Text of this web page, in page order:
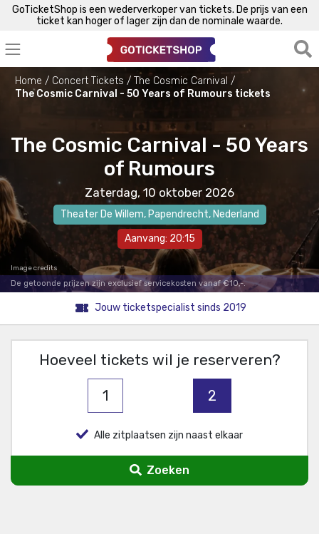
GoTicketShop is een wederverkoper van tickets. De prijs van een
ticket kan hoger of lager zijn dan de nominale waarde.
Home Concert Tickets
The Cosmic Carnival
The Cosmic Carnival - 50 Years of Rumours tickets
The Cosmic Carnival - 50 Years
of Rumours
Zaterdag, 10 oktober 2026
Theater De Willem, Papendrecht, Nederland
Aanvang: 20:15
Image credits
De getoonde prijzen zijn exclusief servicekosten vanaf €10,-.
Jouw ticketspecialist sinds 2019
Hoeveel tickets wil je reserveren?
1 2
Alle zitplaatsen zijn naast elkaar
Zoeken